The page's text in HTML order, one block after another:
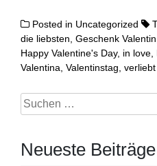
Posted in Uncategorized
die liebsten Geschenk Valentin
Happy Valentine's Day, in love
Valentina Valentinstag verliebt
Suchen
nach:
Neueste Beiträge